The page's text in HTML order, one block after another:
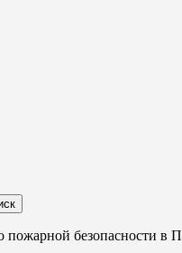
регулярно. Мы
пожарной безопасности в